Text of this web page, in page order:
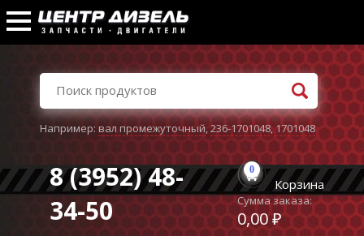
Например:вал промежуточный,236-1701048,1701048
8 (3952) 48-
34-50
0
Корзина
Сумма заказа:
0,00 ₽